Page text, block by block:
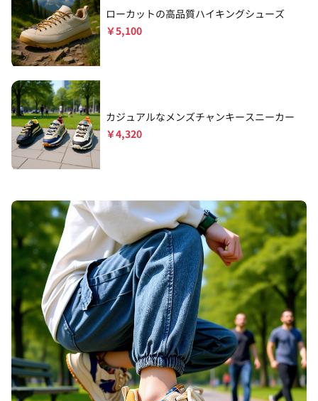
ローカットの高品質ハイキングシューズ
￥5,100
カジュアルなメンズチャンキースニーカー
￥4,320